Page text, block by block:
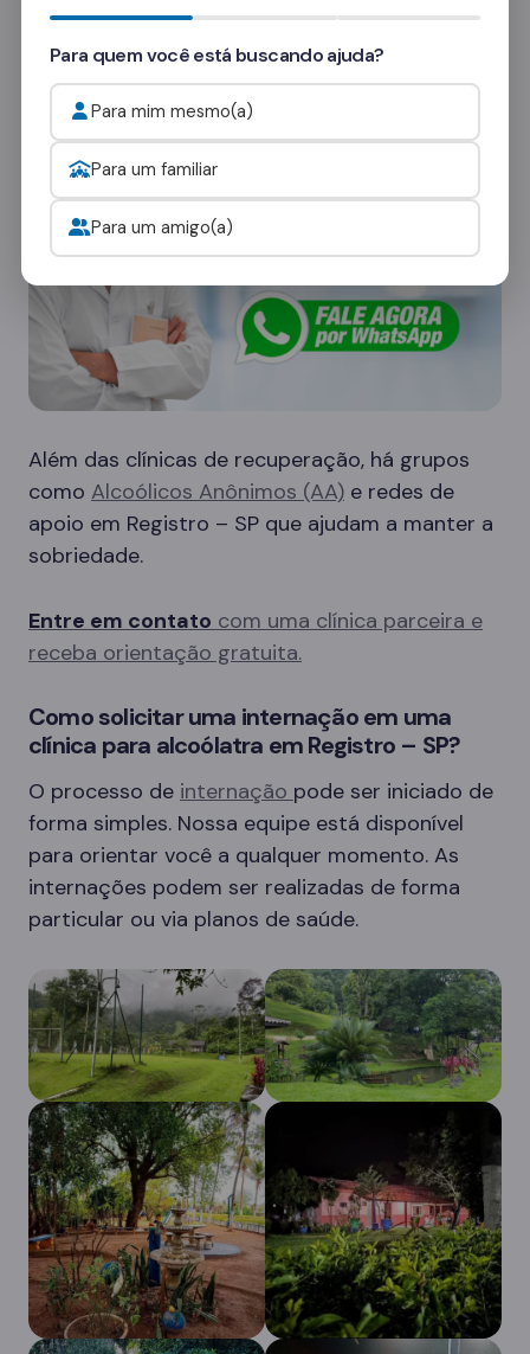
Onde procurar ajuda para o alcoolismo?
Além das clínicas de recuperação, há grupos
como Alcoólicos Anônimos (AA) e redes de
apoio em Registro – SP que ajudam a manter a
sobriedade.
Entre em contato com uma clínica parceira e
receba orientação gratuita.
Como solicitar uma internação em uma
clínica para alcoólatra em Registro – SP?
O processo de internação pode ser iniciado de
forma simples. Nossa equipe está disponível
para orientar você a qualquer momento. As
internações podem ser realizadas de forma
particular ou via planos de saúde.
Para quem você está buscando ajuda?
Para mim mesmo(a)
Para um familiar
Para um amigo(a)